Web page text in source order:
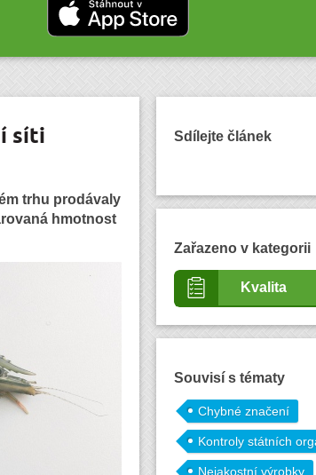
síti
trhu prodávaly
hmotnost
Sdílejte článek
Zařazeno v kategorii
Kvalita
Souvisí s tématy
Chybné značení
Kontroly státních
Nejakostní výrobky